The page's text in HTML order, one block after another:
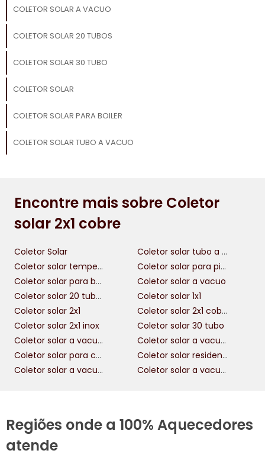
COLETOR SOLAR A VACUO
COLETOR SOLAR 20 TUBOS
COLETOR SOLAR 30 TUBO
COLETOR SOLAR
COLETOR SOLAR PARA BOILER
COLETOR SOLAR TUBO A VACUO
Encontre mais sobre Coletor
solar 2x1 cobre
Coletor Solar
Coletor solar tubo a vacuo
Coletor solar tempersol
Coletor solar para piscina
Coletor solar para boiler
Coletor solar a vacuo
Coletor solar 20 tubos
Coletor solar 1x1
Coletor solar 2x1
Coletor solar 2x1 cobre
Coletor solar 2x1 inox
Coletor solar 30 tubo
Coletor solar a vacuo 20 tubos
Coletor solar a vacuo 30 tubos
Coletor solar para chuveiro
Coletor solar residencial
Coletor solar a vacuo 25 tubos
Coletor solar a vacuo 40 tubos
Regiões onde a 100% Aquecedores
atende